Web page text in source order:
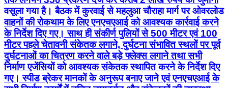
वसूला गया है। बैठक में कुरवाई से महलुआ चौराहा मार्ग पर ओवरलोड
वाहनों की रोकथाम के लिए एनएचएआई को आवश्यक कार्रवाई करने
के निर्देश दिए गए। साथ ही संकीर्ण पुलियों से 500 मीटर एवं 100
मीटर पहले चेतावनी संकेतक लगाने, दुर्घटना संभावित स्थलों पर पूर्व
दुर्घटनाओं का चित्रण करने वाले बड़े फ्लेक्स लगाने तथा सभी
निर्माण एजेंसियों को आवश्यक संकेतक स्थापित करने के निर्देश दिए
गए। स्पीड ब्रेकर मानकों के अनुरूप बनाए जाने एवं एनएचएआई के